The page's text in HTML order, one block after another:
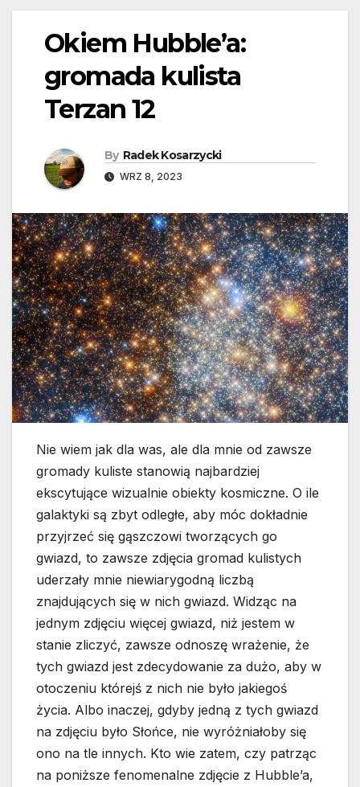
Okiem Hubble’a:
gromada kulista
Terzan 12
By Radek Kosarzycki
WRZ 8, 2023
Nie wiem jak dla was, ale dla mnie od zawsze
gromady kuliste stanowią najbardziej
ekscytujące wizualnie obiekty kosmiczne. O ile
galaktyki są zbyt odległe, aby móc dokładnie
przyjrzeć się gąszczowi tworzących go
gwiazd, to zawsze zdjęcia gromad kulistych
uderzały mnie niewiarygodną liczbą
znajdujących się w nich gwiazd. Widząc na
jednym zdjęciu więcej gwiazd, niż jestem w
stanie zliczyć, zawsze odnoszę wrażenie, że
tych gwiazd jest zdecydowanie za dużo, aby w
otoczeniu którejś z nich nie było jakiegoś
życia. Albo inaczej, gdyby jedną z tych gwiazd
na zdjęciu było Słońce, nie wyróżniałoby się
ono na tle innych. Kto wie zatem, czy patrząc
na poniższe fenomenalne zdjęcie z Hubble’a,